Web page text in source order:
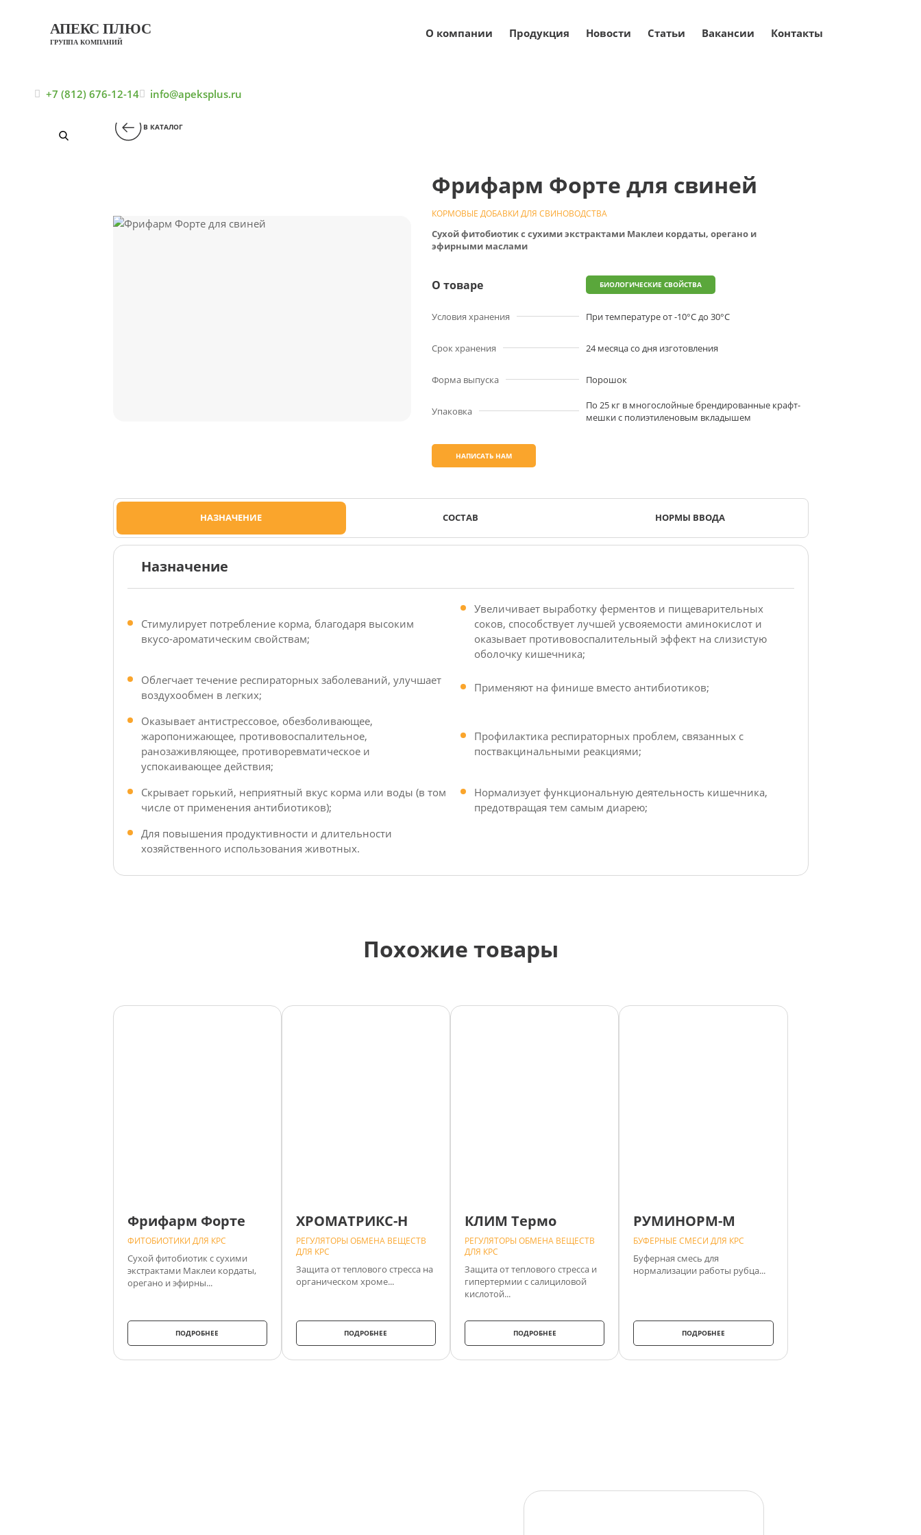
+7 (812) 676-12-14 info@apeksplus.ru
АПЕКС ПЛЮС
ГРУППА КОМПАНИЙ
О компании Продукция Новости Статьи Вакансии Контакты
В КАТАЛОГ
Фрифарм Форте для свиней
КОРМОВЫЕ ДОБАВКИ ДЛЯ СВИНОВОДСТВА
Сухой фитобиотик с сухими экстрактами Маклеи кордаты, орегано и
эфирными маслами
О товаре БИОЛОГИЧЕСКИЕ СВОЙСТВА
Условия хранения При температуре от -10°С до 30°С
Срок хранения 24 месяца со дня изготовления
Форма выпуска Порошок
Упаковка
По 25 кг в многослойные брендированные крафт-
мешки с полиэтиленовым вкладышем
НАПИСАТЬ НАМ
НАЗНАЧЕНИЕ СОСТАВ НОРМЫ ВВОДА
Назначение
Стимулирует потребление корма, благодаря высоким
вкусо-ароматическим свойствам;
Увеличивает выработку ферментов и пищеварительных
соков, способствует лучшей усвояемости аминокислот и
оказывает противовоспалительный эффект на слизистую
оболочку кишечника;
Облегчает течение респираторных заболеваний, улучшает
воздухообмен в легких;
Применяют на финише вместо антибиотиков;
Оказывает антистрессовое, обезболивающее,
жаропонижающее, противовоспалительное,
ранозаживляющее, противоревматическое и
успокаивающее действия;
Профилактика респираторных проблем, связанных с
поствакцинальными реакциями;
Скрывает горький, неприятный вкус корма или воды (в том
числе от применения антибиотиков);
Нормализует функциональную деятельность кишечника,
предотвращая тем самым диарею;
Для повышения продуктивности и длительности
хозяйственного использования животных.
Похожие товары
Фрифарм Форте
ФИТОБИОТИКИ ДЛЯ КРС
Сухой фитобиотик с сухими
экстрактами Маклеи кордаты,
орегано и эфирны...
ПОДРОБНЕЕ
ХРОМАТРИКС-Н
РЕГУЛЯТОРЫ ОБМЕНА ВЕЩЕСТВ
ДЛЯ КРС
Защита от теплового стресса на
органическом хроме...
ПОДРОБНЕЕ
КЛИМ Термо
РЕГУЛЯТОРЫ ОБМЕНА ВЕЩЕСТВ
ДЛЯ КРС
Защита от теплового стресса и
гипертермии с салициловой
кислотой...
ПОДРОБНЕЕ
РУМИНОРМ-М
БУФЕРНЫЕ СМЕСИ ДЛЯ КРС
Буферная смесь для
нормализации работы рубца...
ПОДРОБНЕЕ